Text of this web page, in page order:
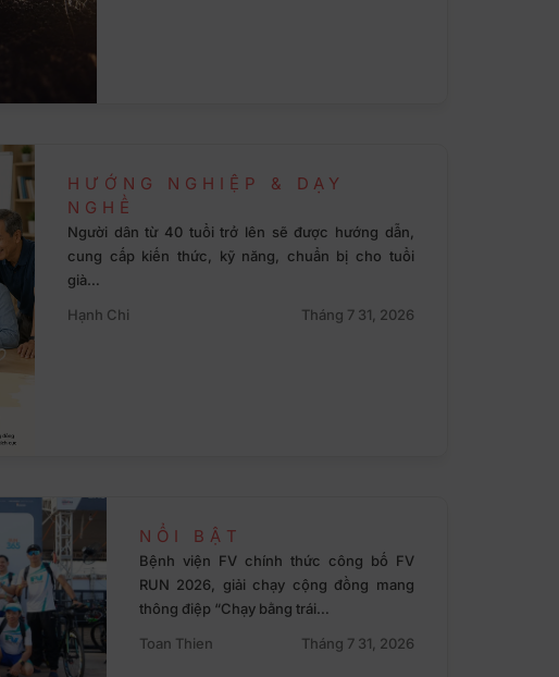
HƯỚNG NGHIỆP & DẠY
NGHỀ
Người dân từ 40 tuổi trở lên sẽ được hướng dẫn,
cung cấp kiến thức, kỹ năng, chuẩn bị cho tuổi
già…
Hạnh Chi
Tháng 7 31, 2026
NỔI BẬT
Bệnh viện FV chính thức công bố FV
RUN 2026, giải chạy cộng đồng mang
thông điệp “Chạy bằng trái…
Toan Thien
Tháng 7 31, 2026